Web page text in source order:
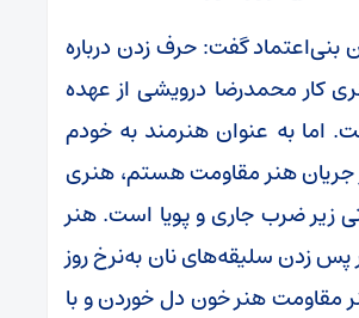
گفت: حرف زدن درباره
کار محمدرضا درویشی از عهده
اما به عنوان هنرمند به خودم
جریان هنر مقاومت هستم، هنری
زیر ضرب جاری و پویا است. هنر
پس زدن سلیقه‌های نان به‌نرخ روز
مقاومت هنر خون دل خوردن و با